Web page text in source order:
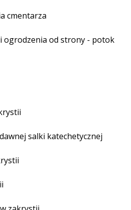
cmentarza
ogrodzenia od strony - potok
salki katechetycznej